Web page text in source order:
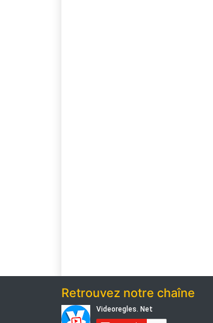
Retrouvez notre chaîne